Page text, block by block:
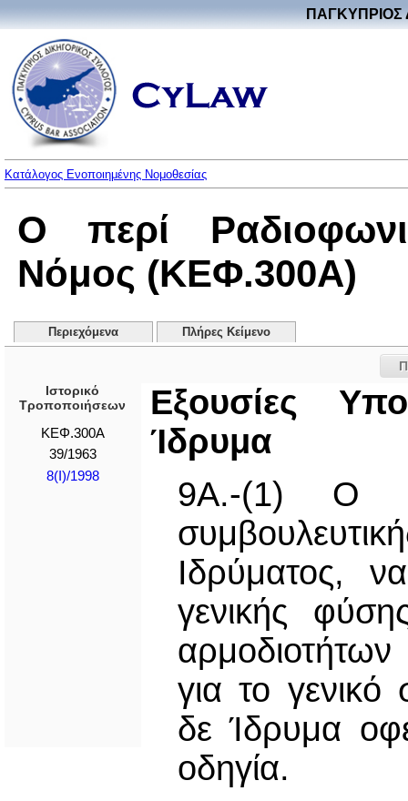
ΠΑΓΚΥΠΡΙΟΣ
Κατάλογος Ενοποιημένης Νομοθεσίας
Ο περί
Νόμος (ΚΕΦ.300Α)
Περιεχόμενα Πλήρες Κείμενο
Ιστορικό
Τροποποιήσεων
ΚΕΦ.300Α
39/1963
8(I)/1998
Εξουσίες
Ίδρυμα
9Α.-(1) Ο
Ιδρύματος,
γενικής
αρμοδιοτήτων
για το
δε Ίδρυμα
οδηγία.